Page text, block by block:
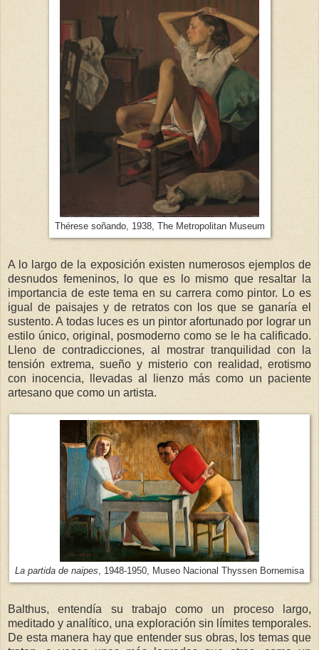
Thérese soñando, 1938, The Metropolitan Museum
A lo largo de la exposición existen numerosos ejemplos de
desnudos femeninos, lo que es lo mismo que resaltar la
importancia de este tema en su carrera como pintor. Lo es
igual de paisajes y de retratos con los que se ganaría el
sustento. A todas luces es un pintor afortunado por lograr un
estilo único, original, posmoderno como se le ha calificado.
Lleno de contradicciones, al mostrar tranquilidad con la
tensión extrema, sueño y misterio con realidad, erotismo
con inocencia, llevadas al lienzo más como un paciente
artesano que como un artista.
La partida de naipes, 1948-1950, Museo Nacional Thyssen Bornemisa
Balthus, entendía su trabajo como un proceso largo,
meditado y analítico, una exploración sin límites temporales.
De esta manera hay que entender sus obras, los temas que